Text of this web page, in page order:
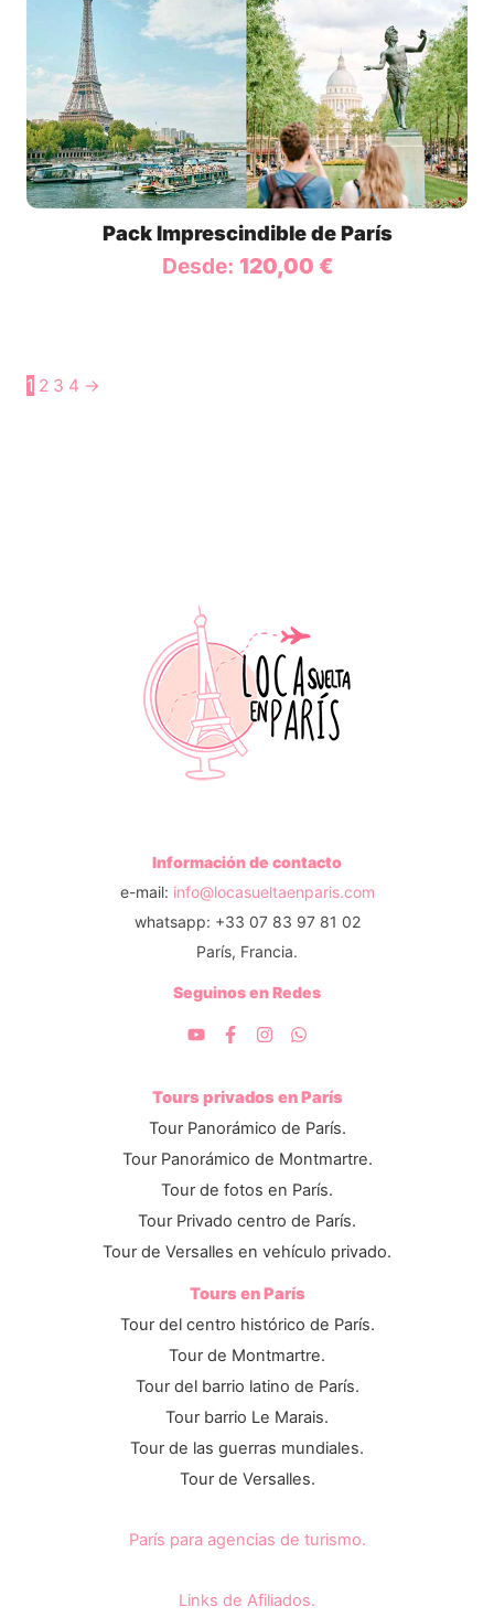
Pack Imprescindible de París
Desde: 120,00 €
1 2 3 4 →
Información de contacto
e-mail: info@locasueltaenparis.com
whatsapp: +33 07 83 97 81 02
París, Francia.
Seguinos en Redes
Tours privados en París
Tour Panorámico de París.
Tour Panorámico de Montmartre.
Tour de fotos en París.
Tour Privado centro de París.
Tour de Versalles en vehículo privado.
Tours en París
Tour del centro histórico de París.
Tour de Montmartre.
Tour del barrio latino de París.
Tour barrio Le Marais.
Tour de las guerras mundiales.
Tour de Versalles.
París para agencias de turismo.
Links de Afiliados.